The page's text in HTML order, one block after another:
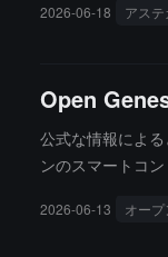
2026-06-18 アス
Open
公式な情報によ
ンのスマートコ
モデルによって
2026-06-13 オー